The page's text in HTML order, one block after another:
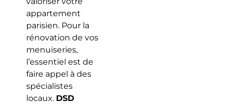
appartement
parisien. Pour la
rénovation de vos
menuiseries,
l’essentiel est de
faire appel à des
spécialistes
locaux. DSD